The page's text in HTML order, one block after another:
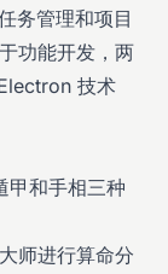
务管理和项目
功能开发，两
技术
甲和手相三种
师进行算命分